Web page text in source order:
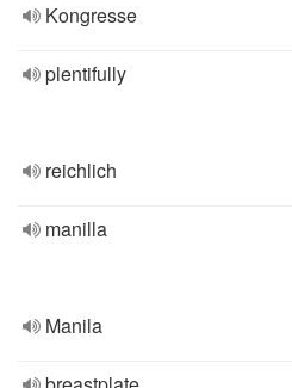
Kongresse
plentifully
reichlich
manilla
Manila